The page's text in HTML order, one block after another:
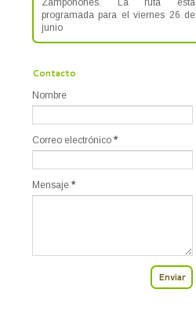
programada para el viernes 26 de
junio
Contacto
Nombre
Correo electrónico *
Mensaje *